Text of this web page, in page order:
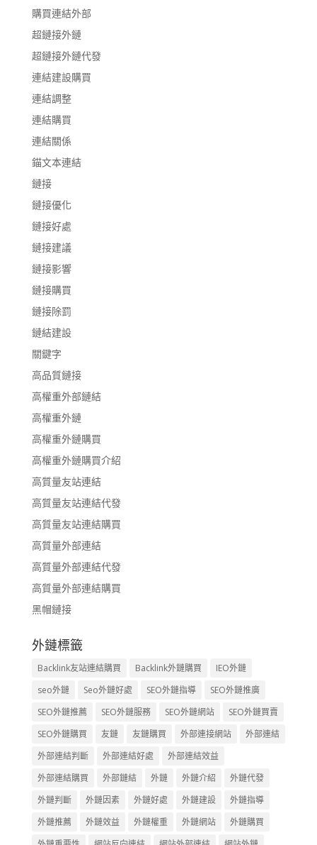
購買連結外部
超鏈接外鏈
超鏈接外鏈代發
連結建設購買
連結調整
連結購買
連結關係
錨文本連結
鏈接
鏈接優化
鏈接好處
鏈接建議
鏈接影響
鏈接購買
鏈接除罰
鏈結建設
關鍵字
高品質鏈接
高權重外部鏈結
高權重外鏈
高權重外鏈購買
高權重外鏈購買介紹
高質量友站連結
高質量友站連結代發
高質量友站連結購買
高質量外部連結
高質量外部連結代發
高質量外部連結購買
黑帽鏈接
外鏈標籤
Backlink友站連結購買 Backlink外鏈購買
IEO外鏈
seo外鏈
Seo外鏈好處 SEO外鏈指導
SEO外鏈推廣
SEO外鏈推薦
SEO外鏈服務 SEO外鏈網站
SEO外鏈買賣
SEO外鏈購買
友鏈 友鏈購買 外部連接網站
外部連結
外部連結判斷
外部連結好處
外部連結效益
外部連結購買
外部鏈結 外鏈 外鏈介紹
外鏈代發
外鏈判斷
外鏈因素 外鏈好處 外鏈建設
外鏈指導
外鏈推薦
外鏈效益 外鏈權重 外鏈網站
外鏈購買